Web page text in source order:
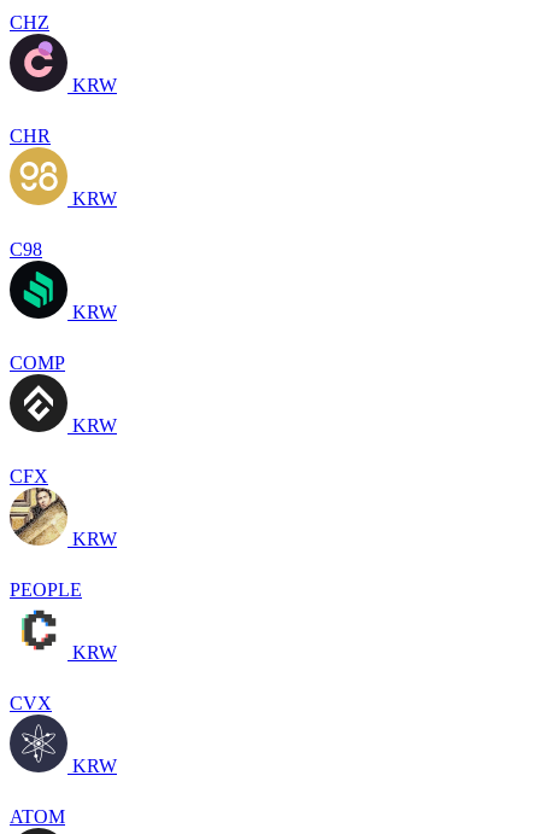
CHZ
KRW
CHR
KRW
C98
KRW
COMP
KRW
CFX
KRW
PEOPLE
KRW
CVX
KRW
ATOM